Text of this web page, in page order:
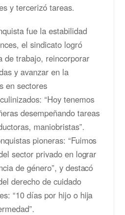
y tercerizó tareas.
fue la estabilidad
el sindicato logró
de trabajo, reincorporar
y avanzar en la
en sectores
“Hoy tenemos
desempeñando tareas
maniobristas”.
pioneras: “Fuimos
sector privado en lograr
de género”, y destacó
derecho de cuidado
“10 días por hijo o hija